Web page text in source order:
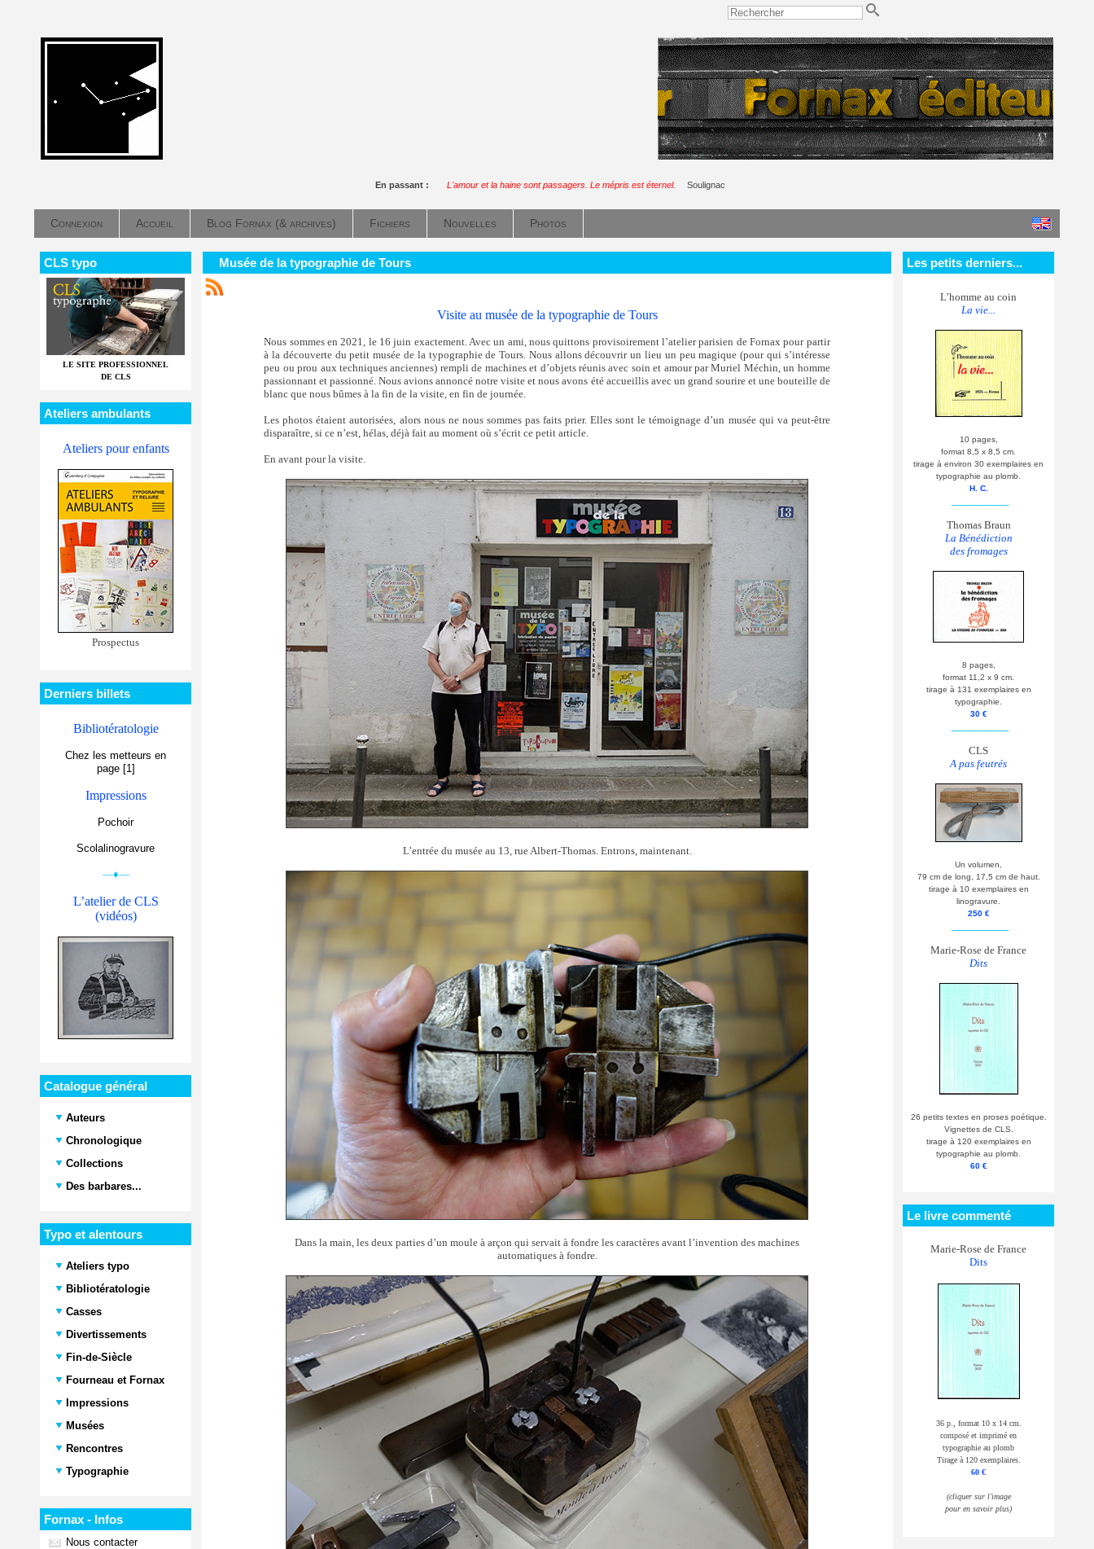
En passant : L'amour et la haine sont passagers. Le mépris est éternel. Soulignac
Connexion Accueil Blog Fornax (& archives) Fichiers Nouvelles Photos
CLS typo
LE SITE PROFESSIONNEL
DE CLS
Ateliers ambulants
Ateliers pour enfants
Prospectus
Derniers billets
Bibliotératologie
Chez les metteurs en
page [1]
Impressions
Pochoir
Scolalinogravure
—♦—
L’atelier de CLS
(vidéos)
Catalogue général
Auteurs
Chronologique
Collections
Des barbares...
Typo et alentours
Ateliers typo
Bibliotératologie
Casses
Divertissements
Fin-de-Siècle
Fourneau et Fornax
Impressions
Musées
Rencontres
Typographie
Fornax - Infos
Nous contacter
Musée de la typographie de Tours
Visite au musée de la typographie de Tours
Nous sommes en 2021, le 16 juin exactement. Avec un ami, nous quittons provisoirement l’atelier parisien de Fornax pour partir
à la découverte du petit musée de la typographie de Tours. Nous allons découvrir un lieu un peu magique (pour qui s’intéresse
peu ou prou aux techniques anciennes) rempli de machines et d’objets réunis avec soin et amour par Muriel Méchin, un homme
passionnant et passionné. Nous avions annoncé notre visite et nous avons été accueillis avec un grand sourire et une bouteille de
blanc que nous bûmes à la fin de la visite, en fin de journée.
Les photos étaient autorisées, alors nous ne nous sommes pas faits prier. Elles sont le témoignage d’un musée qui va peut-être
disparaître, si ce n’est, hélas, déjà fait au moment où s’écrit ce petit article.
En avant pour la visite.
L’entrée du musée au 13, rue Albert-Thomas. Entrons, maintenant.
Dans la main, les deux parties d’un moule à arçon qui servait à fondre les caractères avant l’invention des machines
automatiques à fondre.
Les petits derniers...
L’homme au coin
La vie...
10 pages,
format 8,5 x 8,5 cm.
tirage à environ 30 exemplaires en
typographie au plomb.
H. C.
Thomas Braun
La Bénédiction
des fromages
8 pages,
format 11,2 x 9 cm.
tirage à 131 exemplaires en
typographie.
30 €
CLS
A pas feutrés
Un volumen,
79 cm de long, 17,5 cm de haut.
tirage à 10 exemplaires en
linogravure.
250 €
Marie-Rose de France
Dits
26 petits textes en proses poétique.
Vignettes de CLS.
tirage à 120 exemplaires en
typographie au plomb.
60 €
Le livre commenté
Marie-Rose de France
Dits
36 p., format 10 x 14 cm.
composé et imprimé en
typographie au plomb
Tirage à 120 exemplaires.
60 €
(cliquer sur l'image
pour en savoir plus)